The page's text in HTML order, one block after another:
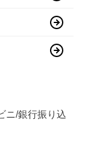
ニ/銀行振り込